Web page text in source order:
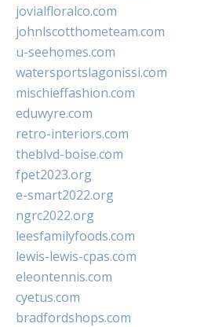
jovialfloralco.com
johnlscotthometeam.com
u-seehomes.com
watersportslagonissi.com
mischieffashion.com
eduwyre.com
retro-interiors.com
theblvd-boise.com
fpet2023.org
e-smart2022.org
ngrc2022.org
leesfamilyfoods.com
lewis-lewis-cpas.com
eleontennis.com
cyetus.com
bradfordshops.com